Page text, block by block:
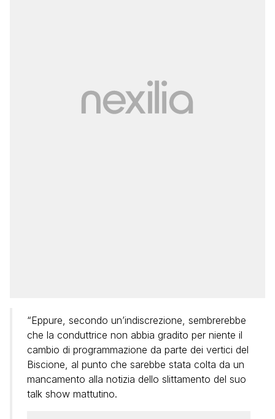
“Eppure, secondo un’indiscrezione, sembrerebbe
che la conduttrice non abbia gradito per niente il
cambio di programmazione da parte dei vertici del
Biscione, al punto che sarebbe stata colta da un
mancamento alla notizia dello slittamento del suo
talk show mattutino.